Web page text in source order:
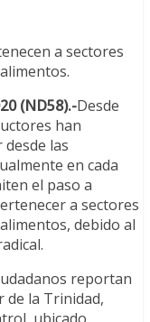
a sectores
(ND58).-Desde
han
las
en cada
el paso a
a sectores
debido al
reportan
de la Trinidad,